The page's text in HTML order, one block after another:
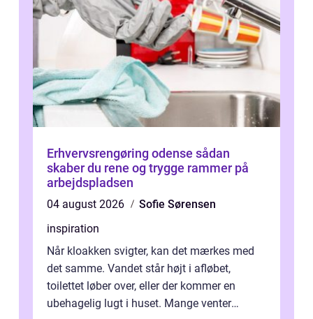
Erhvervsrengøring odense sådan
skaber du rene og trygge rammer på
arbejdspladsen
04 august 2026
Sofie Sørensen
inspiration
Når kloakken svigter, kan det mærkes med
det samme. Vandet står højt i afløbet,
toilettet løber over, eller der kommer en
ubehagelig lugt i huset. Mange venter